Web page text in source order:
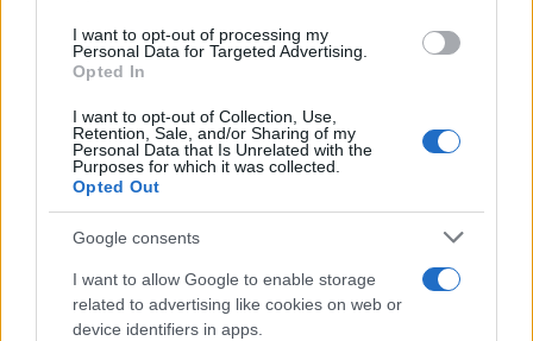
I want to opt-out of processing my
Personal Data for Targeted Advertising.
Opted In
I want to opt-out of Collection, Use,
Retention, Sale, and/or Sharing of my
Personal Data that Is Unrelated with the
Purposes for which it was collected.
Opted Out
Google consents
I want to allow Google to enable storage
related to advertising like cookies on web or
device identifiers in apps.
Όροι Χρήσης. Το site προστατεύεται από reCAPTCHA, ισχύουν
Πολιτική Απορρήτου&Όροι Χρήσης της Google.
ΑΦΡΟΔΙΤΗ ΛΑΤΙΝΟΠΟΥΛΟΥ
ΠΟΘΕΝ ΕΣΧΕΣ
Share:
Ακολουθήστε το Νewsit.gr στο Google News
ενημερωθείτε πρώτοι για όλη την ειδησεογραφία και τα
τελευταία νέα της ημέρας